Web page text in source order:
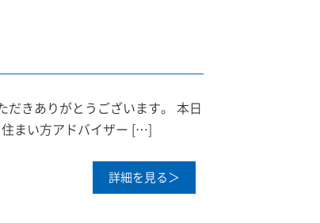
だきありがとうございます。 本日
まい方アドバイザー […]
詳細を見る＞